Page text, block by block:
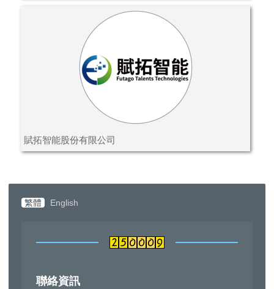
賦拓智能股份有限公司
繁體 English
聯絡資訊